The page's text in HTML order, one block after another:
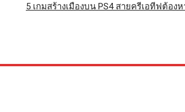
5 เกมสร้างเมืองบน PS4 สายครีเอทีฟต้อง